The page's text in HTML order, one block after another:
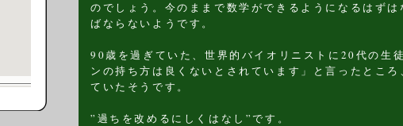
のでしょう。今のままで数学ができるようになるはず
ばならないようです。
90歳を過ぎていた、世界的バイオリニストに20代の生
ンの持ち方は良くないとされています」と言ったとこ
ていたそうです。
”過ちを改めるにしくはなし”です。